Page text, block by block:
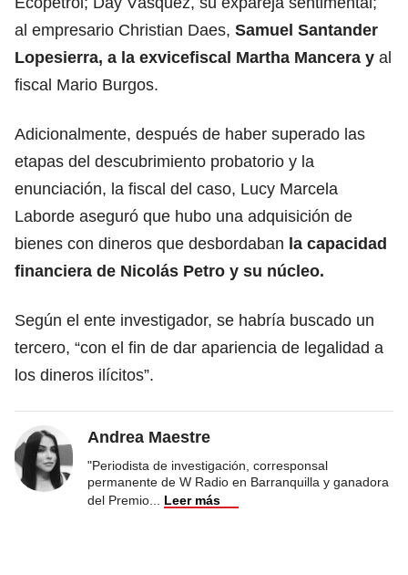
al empresario Christian Daes, Samuel Santander
Lopesierra, a la exvicefiscal Martha Mancera y al
fiscal Mario Burgos.
Adicionalmente, después de haber superado las
etapas del descubrimiento probatorio y la
enunciación, la fiscal del caso, Lucy Marcela
Laborde aseguró que hubo una adquisición de
bienes con dineros que desbordaban la capacidad
financiera de Nicolás Petro y su núcleo.
Según el ente investigador, se habría buscado un
tercero, “con el fin de dar apariencia de legalidad a
los dineros ilícitos”.
Andrea Maestre
"Periodista de investigación, corresponsal
permanente de W Radio en Barranquilla y ganadora
del Premio
Leer más